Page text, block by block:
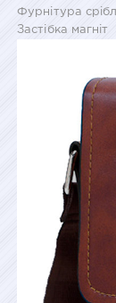
Фурнітура
Застібка магніт